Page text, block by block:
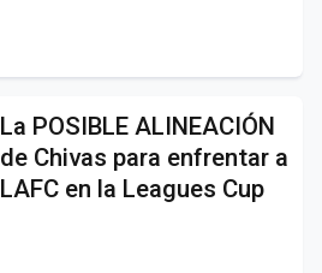
La POSIBLE ALINEACIÓN
de Chivas para enfrentar a
LAFC en la Leagues Cup